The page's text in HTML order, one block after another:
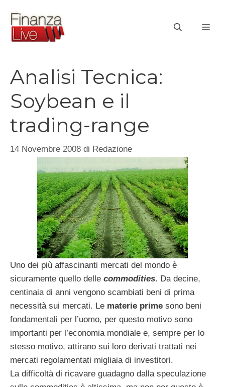
contenuto
Analisi Tecnica:
Soybean e il
trading-range
14 Novembre 2008 di Redazione
Uno dei più affascinanti mercati del mondo è
sicuramente quello delle commodities. Da decine,
centinaia di anni vengono scambiati beni di prima
necessità sui mercati. Le materie prime sono beni
fondamentali per l’uomo, per questo motivo sono
importanti per l’economia mondiale e, sempre per lo
stesso motivo, attirano sui loro derivati trattati nei
mercati regolamentati migliaia di investitori.
La difficoltà di ricavare guadagno dalla speculazione